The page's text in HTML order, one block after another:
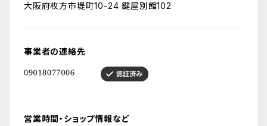
大阪府枚方市堤町10-24 鍵屋別館102
事業者の連絡先
営業時間・ショップ情報など